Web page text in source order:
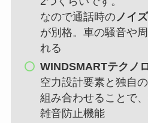
なので通話時のノイ
が別格。車の騒音や
れる
WINDSMARTテクノ
空力設計要素と独自
組み合わせることで
雑音防止機能